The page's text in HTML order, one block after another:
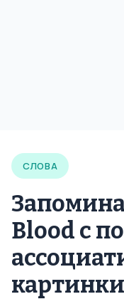
СЛОВА
Blood с
картинки